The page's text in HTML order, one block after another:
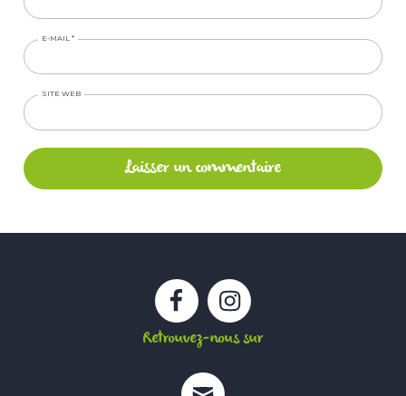
E-MAIL *
SITE WEB
Retrouvez-nous sur
FacebookInstagram